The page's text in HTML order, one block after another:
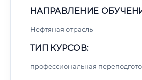
НАПРАВЛЕНИЕ
Нефтяная отрасль
ТИП КУРСОВ:
профессиональная